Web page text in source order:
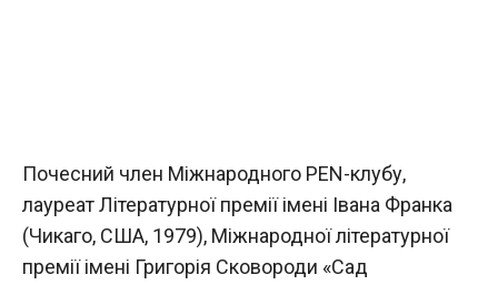
Почесний член Міжнародного PEN-клубу,
лауреат Літературної премії імені Івана Франка
(Чикаго, США, 1979), Міжнародної літературної
премії імені Григорія Сковороди «Сад